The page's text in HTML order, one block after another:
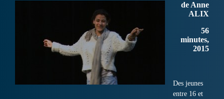
de Anne
ALIX
56
minutes,
2015
Des jeunes
entre 16 et